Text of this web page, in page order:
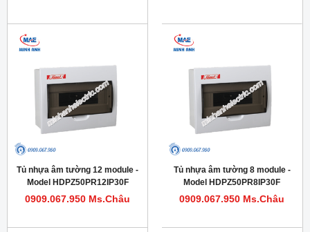
Tủ nhựa âm tường 12 module -
Model HDPZ50PR12IP30F
0909.067.950 Ms.Châu
Tủ nhựa âm tường 8 module -
Model HDPZ50PR8IP30F
0909.067.950 Ms.Châu